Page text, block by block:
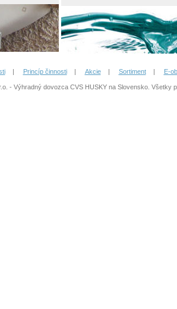
| Princíp činnosti| Akcie| Sortiment| E-
- Výhradný dovozca CVS HUSKY na Slovensko.